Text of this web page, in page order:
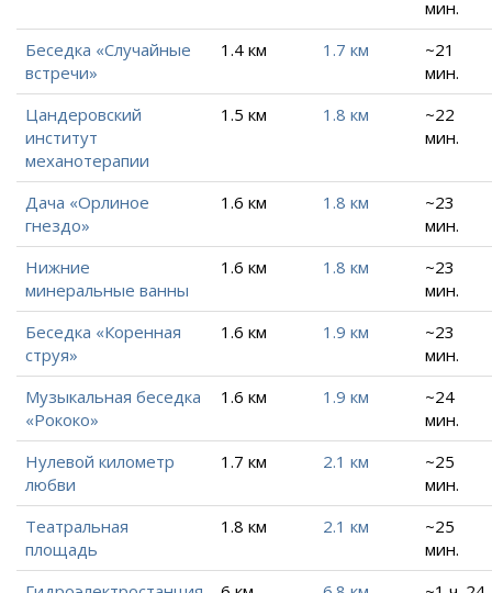
мин.
Беседка «Случайные
встречи»
1.4 км 1.7 км
~21
мин.
Цандеровский
институт
механотерапии
1.5 км 1.8 км
~22
мин.
Дача «Орлиное
гнездо»
1.6 км 1.8 км
~23
мин.
Нижние
минеральные ванны
1.6 км 1.8 км
~23
мин.
Беседка «Коренная
струя»
1.6 км 1.9 км
~23
мин.
Музыкальная беседка
«Рококо»
1.6 км 1.9 км
~24
мин.
Нулевой километр
любви
1.7 км 2.1 км
~25
мин.
Театральная
площадь
1.8 км 2.1 км
~25
мин.